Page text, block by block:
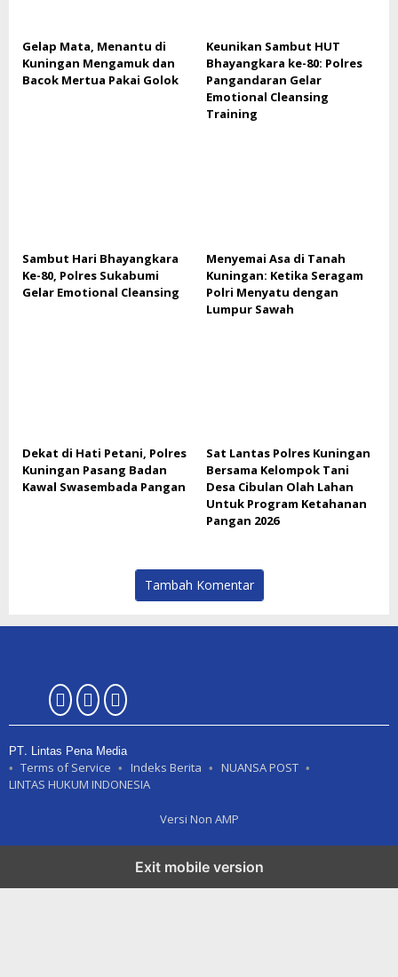
Gelap Mata, Menantu di
Kuningan Mengamuk dan
Bacok Mertua Pakai Golok
Keunikan Sambut HUT
Bhayangkara ke-80: Polres
Pangandaran Gelar
Emotional Cleansing
Training
Sambut Hari Bhayangkara
Ke-80, Polres Sukabumi
Gelar Emotional Cleansing
Menyemai Asa di Tanah
Kuningan: Ketika Seragam
Polri Menyatu dengan
Lumpur Sawah
Dekat di Hati Petani, Polres
Kuningan Pasang Badan
Kawal Swasembada Pangan
Sat Lantas Polres Kuningan
Bersama Kelompok Tani
Desa Cibulan Olah Lahan
Untuk Program Ketahanan
Pangan 2026
Tambah Komentar
PT. Lintas Pena Media
Terms of Service Indeks Berita
NUANSA POST
LINTAS HUKUM INDONESIA
Versi Non AMP
Exit mobile version